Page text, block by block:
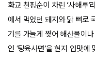
화교 천핑순이 차린 ‘사해루
에서 먹었던 돼지와 닭 뼈로
기를 가늘게 찢어 해산물이
인 ‘탕육사면’을 현지 입맛